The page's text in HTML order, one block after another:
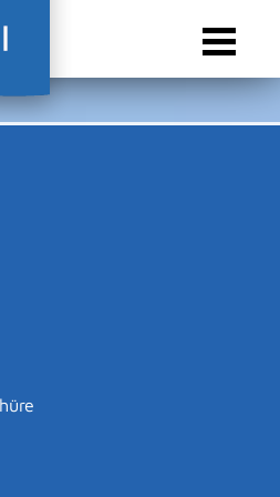
A-Z
und staatlichen
erhalten Sie
Unterlagen die zu
notwendig